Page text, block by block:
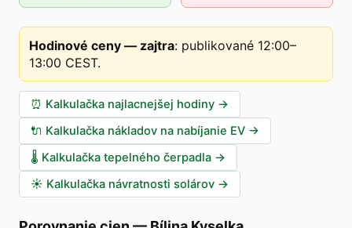
Hodinové ceny — zajtra: publikované 12:00–
13:00 CEST.
⏰ Kalkulačka najlacnejšej hodiny →
🔌 Kalkulačka nákladov na nabíjanie EV →
🌡️ Kalkulačka tepelného čerpadla →
☀️ Kalkulačka návratnosti solárov →